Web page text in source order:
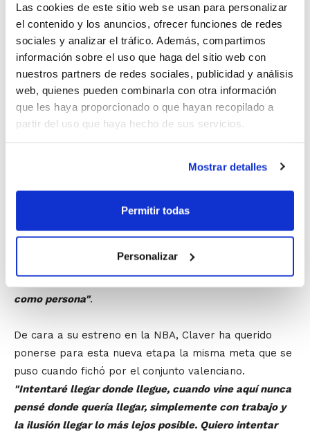
Las cookies de este sitio web se usan para personalizar
el contenido y los anuncios, ofrecer funciones de redes
sociales y analizar el tráfico. Además, compartimos
información sobre el uso que haga del sitio web con
nuestros partners de redes sociales, publicidad y análisis
web, quienes pueden combinarla con otra información
que les haya proporcionado o que hayan recopilado a
partir del uso que haya hecho de sus servicios.
Mostrar detalles
Permitir todas
Personalizar
casa durante tanto tiempo. La verdad es que hace 8
años cuando entré no me imaginaba que llegara un día
así. Yo entré porque sabía que era lo mejor para mí y
quería crecer en el mejor sitio. Yo siempre he dicho que
soy un afortunado por haber podido jugar tantos años
en ACB en el equipo de mi ciudad, y es algo que no voy
a olvidar nunca" .
estar aquí y no formar parte del equipo. He estado
ahora en el vestuario con mis compañeros y es una
situación muy extraña. Les voy a echar de menos, voy a
estar muy lejos, pero sé que esta es mi casa y que los
Hemos disfrutado muchos momentos y también he
sufrido en otros, que son los que me han hecho crecer
como persona".
De cara a su estreno en la NBA, Claver ha querido
ponerse para esta nueva etapa la misma meta que se
puso cuando fichó por el conjunto valenciano.
"Intentaré llegar donde llegue, cuando vine aquí nunca
pensé donde quería llegar, simplemente con trabajo y
la ilusión llegar lo más lejos posible. Quiero intentar